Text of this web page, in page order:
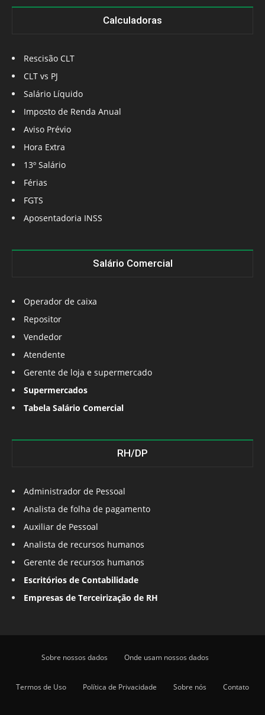
Calculadoras
Rescisão CLT
CLT vs PJ
Salário Líquido
Imposto de Renda Anual
Aviso Prévio
Hora Extra
13º Salário
Férias
FGTS
Aposentadoria INSS
Salário Comercial
Operador de caixa
Repositor
Vendedor
Atendente
Gerente de loja e supermercado
Supermercados
Tabela Salário Comercial
RH/DP
Administrador de Pessoal
Analista de folha de pagamento
Auxiliar de Pessoal
Analista de recursos humanos
Gerente de recursos humanos
Escritórios de Contabilidade
Empresas de Terceirização de RH
Sobre nossos dados Onde usam nossos dados
Termos de Uso Política de Privacidade Sobre nós Contato